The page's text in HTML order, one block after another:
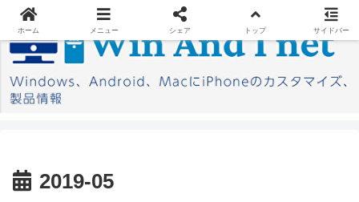
2019-05
ホーム メニュー シェア トップ サイドバー